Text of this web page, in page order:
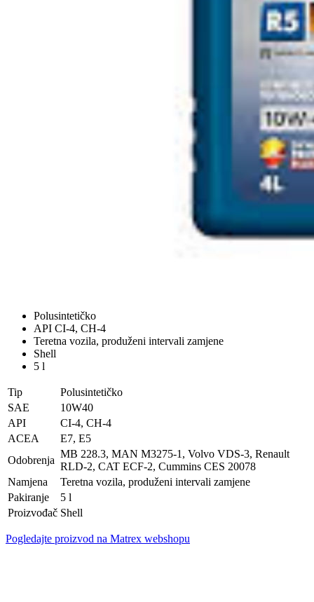
Polusintetičko
API CI-4, CH-4
Teretna vozila, produženi intervali zamjene
Shell
5 l
Tip
Polusintetičko
SAE
10W40
API
CI-4, CH-4
ACEA
E7, E5
Odobrenja
MB 228.3, MAN M3275-1, Volvo VDS-3, Renault
RLD-2, CAT ECF-2, Cummins CES 20078
Namjena
Teretna vozila, produženi intervali zamjene
Pakiranje
5 l
Proizvođač Shell
Pogledajte proizvod na Matrex webshopu